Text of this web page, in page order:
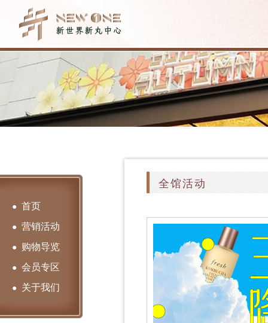
● 首页
● 营销活动
● 购物导览
● 会员专区
● 关于我们
全馆活动